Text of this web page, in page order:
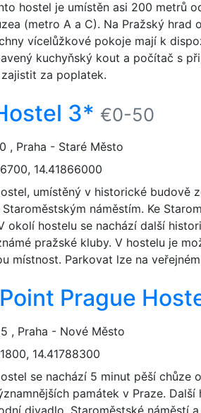
hostel je umístěn asi 200 metrů
(metro A a C). Na Pražský hrad
vícelůžkové pokoje mají k
kuchyňský kout a počítač s
za poplatek.
3* €0-50
, Praha - Staré Město
14.41866000
umístěný v historické budově
náměstím. Ke
okolí hostelu se nachází další
pražské kluby. V hostelu je
místnost. Parkovat lze na
Prague
, Praha - Nové Město
14.41788300
se nachází 5 minut pěší chůze
památek v Praze.
divadlo, Staroměstské náměstí